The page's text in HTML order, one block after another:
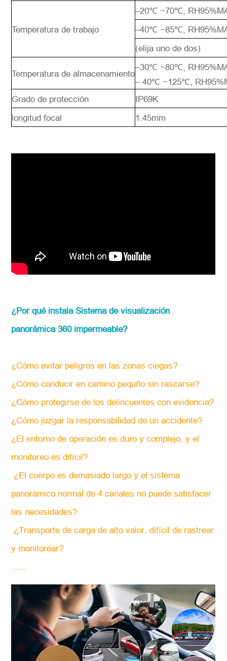
Temperatura de trabajo
–20℃ ~70℃,
–40℃ ~85℃,
(elija uno de dos)
Temperatura de almacenamiento
–30℃ ~80℃,
– 40℃ ~125℃,
Grado de protección
IP69K
longitud focal
1.45mm
¿Por qué instala Sistema de visualización
panorámica 360 impermeable?
¿Cómo evitar peligros en las zonas ciegas?
¿Cómo conducir en camino pequño sin rascarse?
¿Cómo protegirse de los delincuentes con evidencia?
¿Cómo juzgar la responsabilidad de un accidente?
¿El entorno de operación es duro y complejo, y el
monitoreo es difícil?
¿El cuerpo es demasiado largo y el sistema
panorámico normal de 4 canales no puede satisfacer
las necesidades?
¿Transporte de carga de alto valor, difícil de rastrear
y monitorear?
......